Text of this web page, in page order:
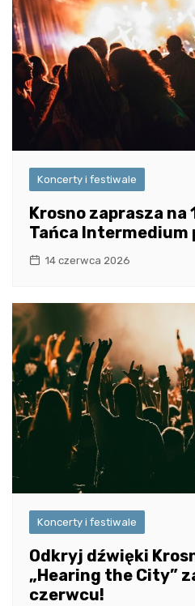
Koncerty i festiwale
Krosno zaprasza na
Tańca Intermedium
14 czerwca 2026
Koncerty i festiwale
Odkryj dźwięki
„Hearing the City”
czerwcu!